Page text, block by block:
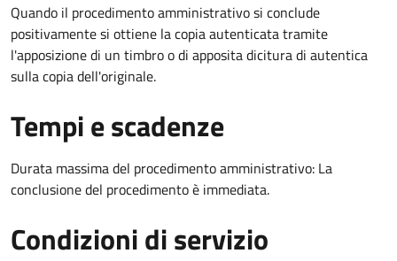
Quando il procedimento amministrativo si conclude
positivamente si ottiene la copia autenticata tramite
l'apposizione di un timbro o di apposita dicitura di autentica
sulla copia dell'originale.
Tempi e scadenze
Durata massima del procedimento amministrativo: La
conclusione del procedimento è immediata.
Condizioni di servizio